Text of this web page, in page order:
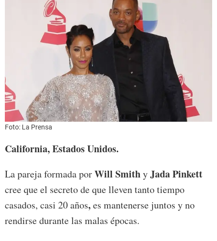
Foto: La Prensa
California, Estados Unidos.
La pareja formada porWill SmithyJada Pinkett
cree que el secreto de que lleven tanto tiempo
casados, casi 20 años,es mantenerse juntos y no
rendirse durante las malas épocas.